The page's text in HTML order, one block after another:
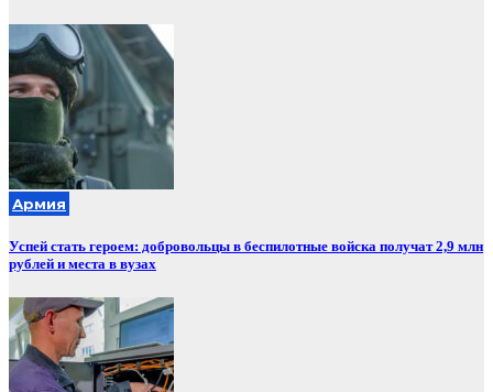
Армия
Успей стать героем: добровольцы в беспилотные войска получат 2,9 млн
рублей и места в вузах